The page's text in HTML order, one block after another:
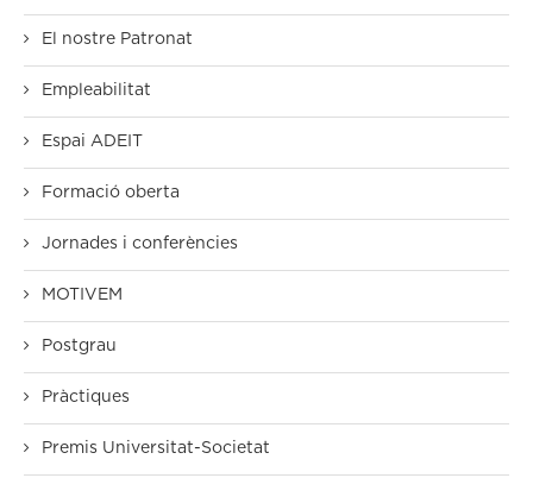
El nostre Patronat
Empleabilitat
Espai ADEIT
Formació oberta
Jornades i conferències
MOTIVEM
Postgrau
Pràctiques
Premis Universitat-Societat